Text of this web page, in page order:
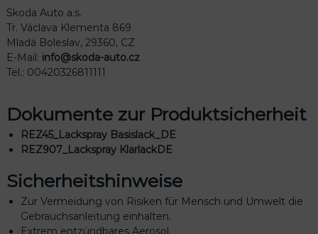
Skoda Auto a.s.
Tr. Václava Klementa 869
Mladá Boleslav, 29360, CZ
E-Mail: info@skoda-auto.cz
Tel.: 00420326811111
Dokumente zur Produktsicherheit
REZ45_Lackspray Basislack_DE
REZ907_Lackspray KlarlackDE
Sicherheitshinweise
Zur Vermeidung von Risiken für Mensch und Umwelt die
Gebrauchsanleitung einhalten.
Extrem entzündbares Aerosol.